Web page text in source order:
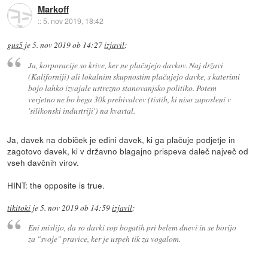
Markoff
::5. nov 2019, 18:42
gus5 je5. nov 2019 ob 14:27izjavil:
Ja, korporacije so krive, ker ne plačujejo davkov. Naj državi
(Kaliforniji) ali lokalnim skupnostim plačujejo davke, s katerimi
bojo lahko izvajale ustrezno stanovanjsko politiko. Potem
verjetno ne bo bega 30k prebivalcev (tistih, ki niso zaposleni v
'silikonski industriji') na kvartal.
Ja, davek na dobiček je edini davek, ki ga plačuje podjetje in
zagotovo davek, ki v državno blagajno prispeva daleč največ od
vseh davčnih virov.
HINT: the opposite is true.
tikitoki je5. nov 2019 ob 14:59izjavil:
Eni mislijo, da so davki rop bogatih pri belem dnevi in se borijo
za "svoje" pravice, ker je uspeh tik za vogalom.